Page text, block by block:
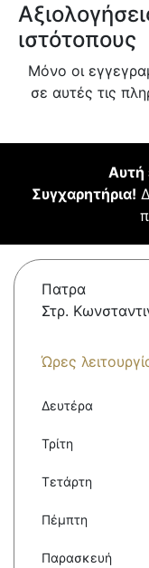
ιστότοπους
Μόνο οι
σε αυτές τις
Αυτή
Συγχαρητήρια!
Πατρα
Στρ.
Ώρες
Δευτέρα
Τρίτη
Τετάρτη
Πέμπτη
Παρασκευή